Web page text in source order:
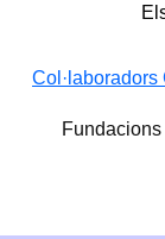
Col·laboradors
Fundacions